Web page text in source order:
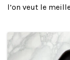
l’on veut le